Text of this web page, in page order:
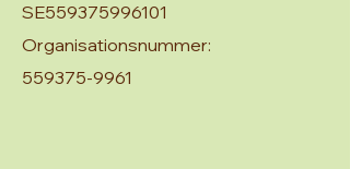
SE559375996101
Organisationsnummer:
559375-9961